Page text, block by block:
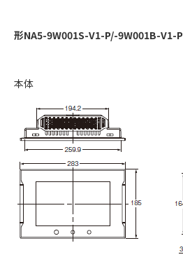
形NA5-9W001S-V1-P/-9W001B-V1-P
本体